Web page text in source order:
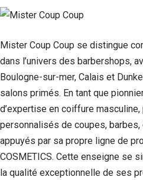
Mister Coup Coup se distingue
dans l’univers des barbershops,
Boulogne-sur-mer, Calais et
salons primés. En tant que
d’expertise en coiffure
personnalisés de coupes,
appuyés par sa propre ligne de
COSMETICS. Cette enseigne se
la qualité exceptionnelle de ses